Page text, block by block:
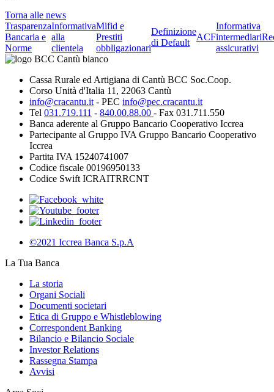
Torna alle news
Trasparenza
Bancaria e
Norme
Informativa
alla
clientela
Mifid e
Prestiti
obbligazionari
Definizione
di Default
ACF
Informativa
intermediari
assicurativi
Cassa Rurale ed Artigiana di Cantù BCC Soc.Coop.
Corso Unità d'Italia 11, 22063 Cantù
info@cracantu.it - PEC info@pec.cracantu.it
Tel 031.719.111 - 840.00.88.00 - Fax 031.711.550
Banca aderente al Gruppo Bancario Cooperativo Iccrea
Partecipante al Gruppo IVA Gruppo Bancario Cooperativo
Iccrea
Partita IVA 15240741007
Codice fiscale 00196950133
Codice Swift ICRAITRRCNT
©2021 Iccrea Banca S.p.A
La Tua Banca
La storia
Organi Sociali
Documenti societari
Etica di Gruppo e Whistleblowing
Correspondent Banking
Bilancio e Bilancio Sociale
Investor Relations
Rassegna Stampa
Avvisi